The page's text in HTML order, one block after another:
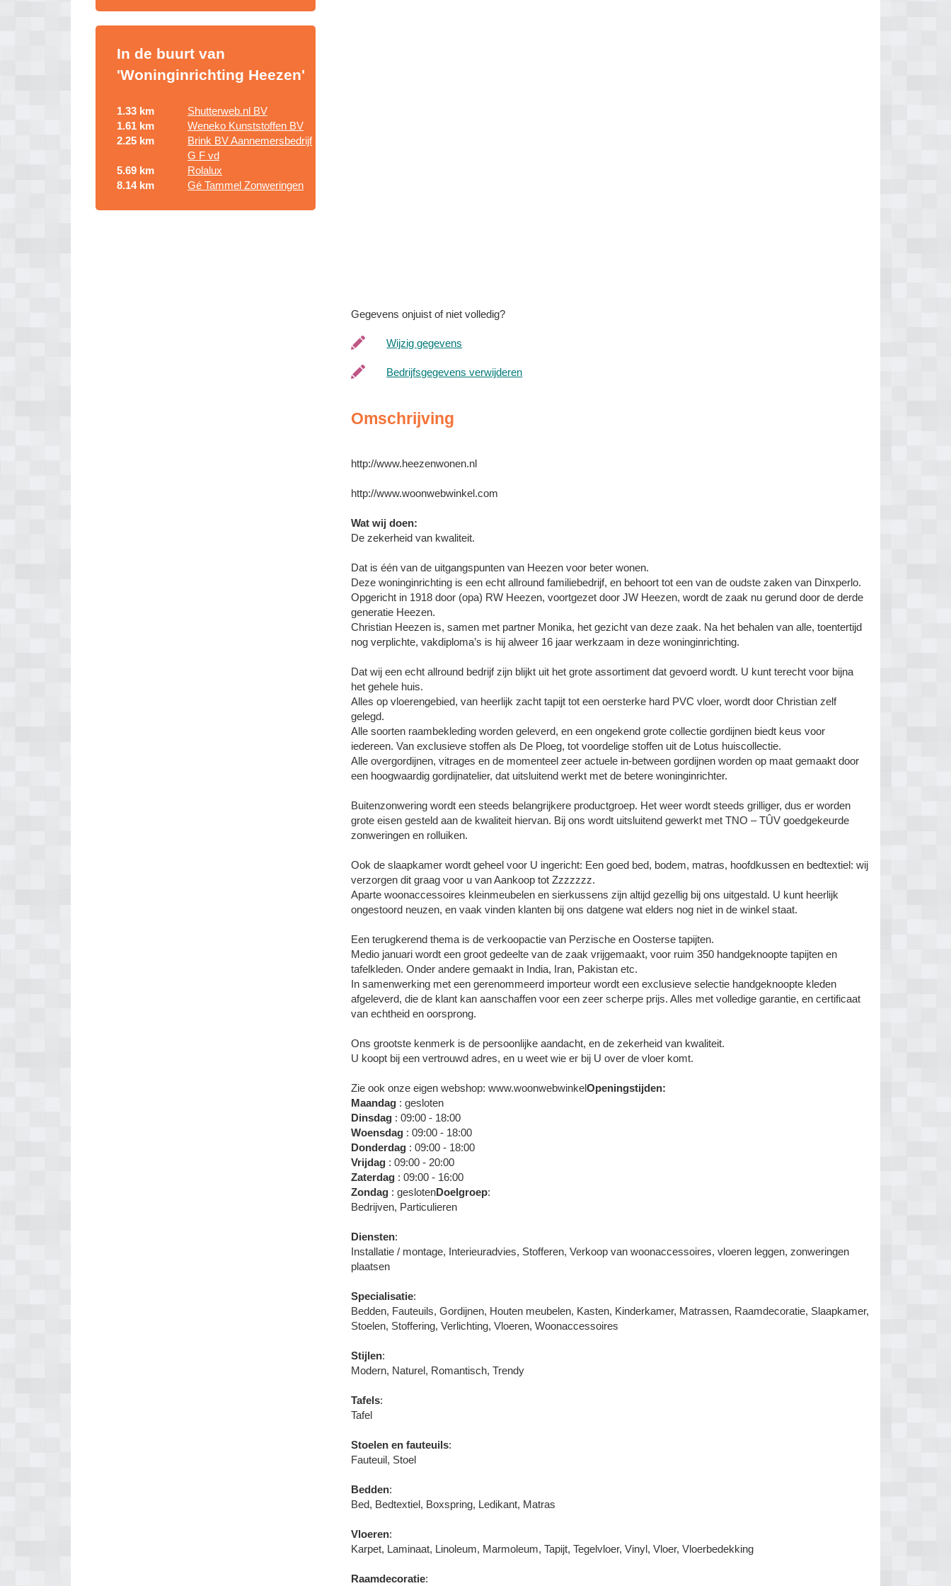
In de buurt van
'Woninginrichting Heezen'
1.33 km
Shutterweb.nl BV
1.61 km
Weneko Kunststoffen BV
2.25 km
Brink BV Aannemersbedrijf
G F vd
5.69 km
Rolalux
8.14 km
Gé Tammel Zonweringen
Gegevens onjuist of niet volledig?
Wijzig gegevens
Bedrijfsgegevens verwijderen
Omschrijving
http://www.heezenwonen.nl
http://www.woonwebwinkel.com
Wat wij doen:
De zekerheid van kwaliteit.
Dat is één van de uitgangspunten van Heezen voor beter wonen.
Deze woninginrichting is een echt allround familiebedrijf, en behoort tot een van de oudste zaken van Dinxperlo.
Opgericht in 1918 door (opa) RW Heezen, voortgezet door JW Heezen, wordt de zaak nu gerund door de derde
generatie Heezen.
Christian Heezen is, samen met partner Monika, het gezicht van deze zaak. Na het behalen van alle, toentertijd
nog verplichte, vakdiploma’s is hij alweer 16 jaar werkzaam in deze woninginrichting.
Dat wij een echt allround bedrijf zijn blijkt uit het grote assortiment dat gevoerd wordt. U kunt terecht voor bijna
het gehele huis.
Alles op vloerengebied, van heerlijk zacht tapijt tot een oersterke hard PVC vloer, wordt door Christian zelf
gelegd.
Alle soorten raambekleding worden geleverd, en een ongekend grote collectie gordijnen biedt keus voor
iedereen. Van exclusieve stoffen als De Ploeg, tot voordelige stoffen uit de Lotus huiscollectie.
Alle overgordijnen, vitrages en de momenteel zeer actuele in-between gordijnen worden op maat gemaakt door
een hoogwaardig gordijnatelier, dat uitsluitend werkt met de betere woninginrichter.
Buitenzonwering wordt een steeds belangrijkere productgroep. Het weer wordt steeds grilliger, dus er worden
grote eisen gesteld aan de kwaliteit hiervan. Bij ons wordt uitsluitend gewerkt met TNO – TÛV goedgekeurde
zonweringen en rolluiken.
Ook de slaapkamer wordt geheel voor U ingericht: Een goed bed, bodem, matras, hoofdkussen en bedtextiel: wij
verzorgen dit graag voor u van Aankoop tot Zzzzzzz.
Aparte woonaccessoires kleinmeubelen en sierkussens zijn altijd gezellig bij ons uitgestald. U kunt heerlijk
ongestoord neuzen, en vaak vinden klanten bij ons datgene wat elders nog niet in de winkel staat.
Een terugkerend thema is de verkoopactie van Perzische en Oosterse tapijten.
Medio januari wordt een groot gedeelte van de zaak vrijgemaakt, voor ruim 350 handgeknoopte tapijten en
tafelkleden. Onder andere gemaakt in India, Iran, Pakistan etc.
In samenwerking met een gerenommeerd importeur wordt een exclusieve selectie handgeknoopte kleden
afgeleverd, die de klant kan aanschaffen voor een zeer scherpe prijs. Alles met volledige garantie, en certificaat
van echtheid en oorsprong.
Ons grootste kenmerk is de persoonlijke aandacht, en de zekerheid van kwaliteit.
U koopt bij een vertrouwd adres, en u weet wie er bij U over de vloer komt.
Zie ook onze eigen webshop: www.woonwebwinkelOpeningstijden:
Maandag : gesloten
Dinsdag : 09:00 - 18:00
Woensdag : 09:00 - 18:00
Donderdag : 09:00 - 18:00
Vrijdag : 09:00 - 20:00
Zaterdag : 09:00 - 16:00
Zondag : geslotenDoelgroep:
Bedrijven, Particulieren
Diensten:
Installatie / montage, Interieuradvies, Stofferen, Verkoop van woonaccessoires, vloeren leggen, zonweringen
plaatsen
Specialisatie:
Bedden, Fauteuils, Gordijnen, Houten meubelen, Kasten, Kinderkamer, Matrassen, Raamdecoratie, Slaapkamer,
Stoelen, Stoffering, Verlichting, Vloeren, Woonaccessoires
Stijlen:
Modern, Naturel, Romantisch, Trendy
Tafels:
Tafel
Stoelen en fauteuils:
Fauteuil, Stoel
Bedden:
Bed, Bedtextiel, Boxspring, Ledikant, Matras
Vloeren:
Karpet, Laminaat, Linoleum, Marmoleum, Tapijt, Tegelvloer, Vinyl, Vloer, Vloerbedekking
Raamdecoratie: